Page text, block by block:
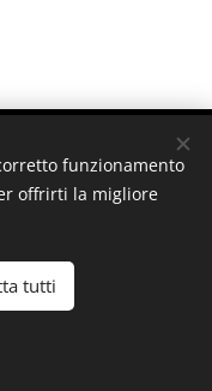
Reserved
funzionamento
offrirti la migliore
tutti